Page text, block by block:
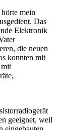
mein
Das
Elektronik
die neuen
konnten mit
mit
geeignet, weil